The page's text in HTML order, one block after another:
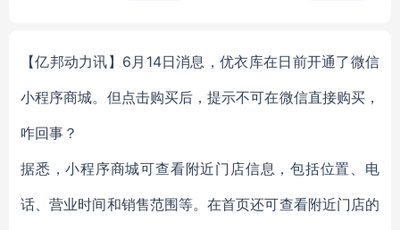
【亿邦动力讯】6月14日消息，优衣库在日前开通了微信
小程序商城。但点击购买后，提示不可在微信直接购买，
咋回事？
据悉，小程序商城可查看附近门店信息，包括位置、电
话、营业时间和销售范围等。在首页还可查看附近门店的